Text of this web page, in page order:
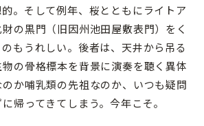
。そして例年、桜とともにライトア
の黒門（旧因州池田屋敷表門）をく
もうれしい。後者は、天井から吊る
の骨格標本を背景に演奏を聴く異体
か哺乳類の先祖なのか、いつも疑問
帰ってきてしまう。今年こそ。